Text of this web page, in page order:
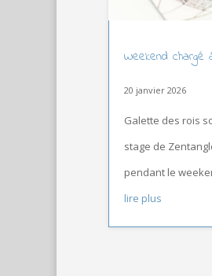
Weekend chargé
20 janvier 2026
Galette des rois
stage de
pendant le
lire plus